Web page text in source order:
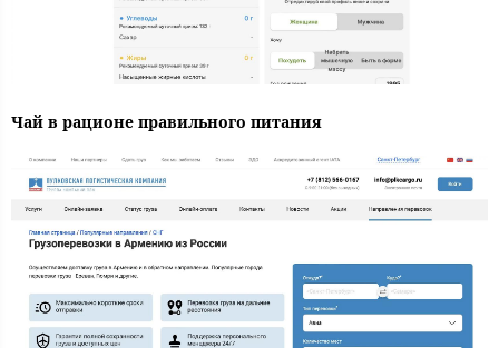
Чай в рационе правильного питания